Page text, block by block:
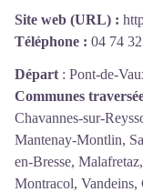
Site web (URL) :
Téléphone : 04 74
Départ : Pont-de-
Communes
Chavannes-sur-
Mantenay-Montlin,
en-Bresse,
Montracol, Vandeins,